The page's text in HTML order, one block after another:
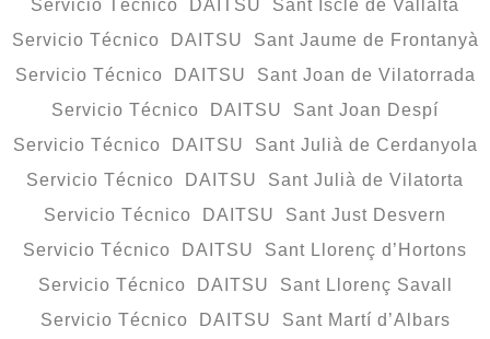
Servicio Técnico DAITSU Sant Iscle de Vallalta
Servicio Técnico DAITSU Sant Jaume de Frontanyà
Servicio Técnico DAITSU Sant Joan de Vilatorrada
Servicio Técnico DAITSU Sant Joan Despí
Servicio Técnico DAITSU Sant Julià de Cerdanyola
Servicio Técnico DAITSU Sant Julià de Vilatorta
Servicio Técnico DAITSU Sant Just Desvern
Servicio Técnico DAITSU Sant Llorenç d’Hortons
Servicio Técnico DAITSU Sant Llorenç Savall
Servicio Técnico DAITSU Sant Martí d’Albars